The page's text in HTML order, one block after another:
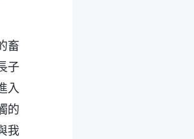
畜
子
入
的
我